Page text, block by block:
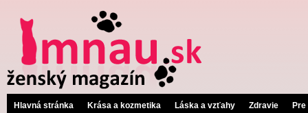
Hlavná stránka Krása a kozmetika Láska a vzťahy Zdravie